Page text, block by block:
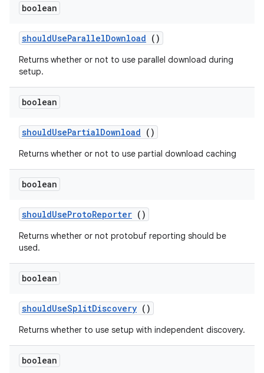
boolean
shouldUseParallelDownload ()
Returns whether or not to use parallel download during
setup.
boolean
shouldUsePartialDownload ()
Returns whether or not to use partial download caching
boolean
shouldUseProtoReporter ()
Returns whether or not protobuf reporting should be
used.
boolean
shouldUseSplitDiscovery ()
Returns whether to use setup with independent discovery.
boolean